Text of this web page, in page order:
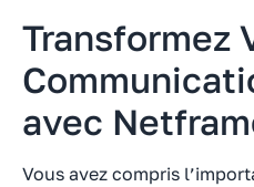
Transformez
avec
Vous avez compris